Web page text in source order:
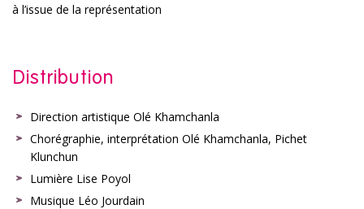
à l’issue de la représentation
Distribution
Direction artistique Olé Khamchanla
Chorégraphie, interprétation Olé Khamchanla, Pichet
Klunchun
Lumière Lise Poyol
Musique Léo Jourdain